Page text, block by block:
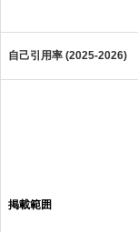
自己引用率 (2025-2026)
掲載範囲